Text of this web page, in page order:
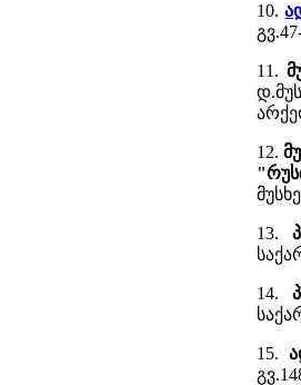
10.
11.
12.
13.
14.
15.